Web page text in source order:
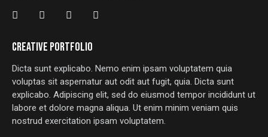
CREATIVE PORTFOLIO
Dicta sunt explicabo. Nemo enim ipsam voluptatem quia
voluptas sit aspernatur aut odit aut fugit, quia. Dicta sunt
explicabo. Adipiscing elit, sed do eiusmod tempor incididunt ut
labore et dolore magna aliqua. Ut enim minim veniam quis
nostrud exercitation ipsam voluptatem.